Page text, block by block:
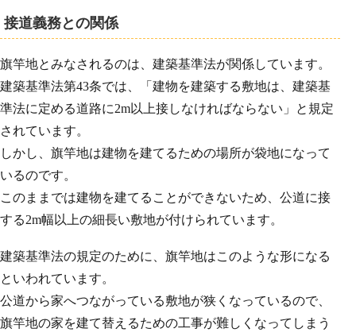
接道義務との関係
旗竿地とみなされるのは、建築基準法が関係しています。
建築基準法第43条では、「建物を建築する敷地は、建築基
準法に定める道路に2m以上接しなければならない」と規定
されています。
しかし、旗竿地は建物を建てるための場所が袋地になって
いるのです。
このままでは建物を建てることができないため、公道に接
する2m幅以上の細長い敷地が付けられています。
建築基準法の規定のために、旗竿地はこのような形になる
といわれています。
公道から家へつながっている敷地が狭くなっているので、
旗竿地の家を建て替えるための工事が難しくなってしまう